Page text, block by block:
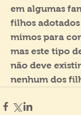
em algumas
filhos adotados
mimos para
mas este tipo
não deve
nenhum dos